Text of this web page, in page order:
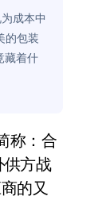
成本中
的包装
藏着什
供方战
的又